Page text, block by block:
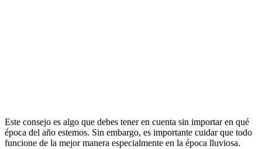
Este consejo es algo que debes tener en cuenta sin importar en qué
época del año estemos. Sin embargo, es importante cuidar que todo
funcione de la mejor manera especialmente en la época lluviosa.